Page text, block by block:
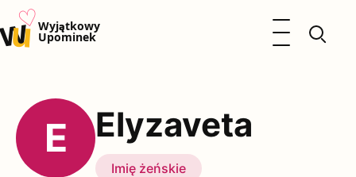
u♡Wyjątkowy
Upominek
Otwórz menu
Kalendarz Imienin
Kobieta
Okazje
E Elyzaveta
Imię żeńskie